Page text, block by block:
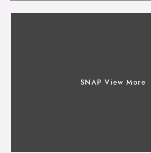
SNAP View More